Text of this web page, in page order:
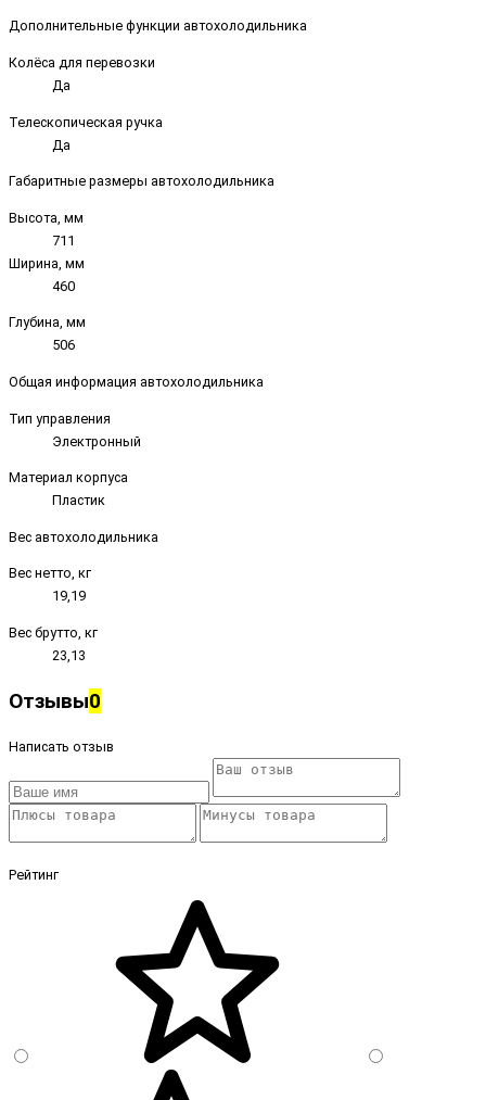
Дополнительные функции автохолодильника
Колёса для перевозки
Да
Телескопическая ручка
Да
Габаритные размеры автохолодильника
Высота, мм
711
Ширина, мм
460
Глубина, мм
506
Общая информация автохолодильника
Тип управления
Электронный
Материал корпуса
Пластик
Вес автохолодильника
Вес нетто, кг
19,19
Вес брутто, кг
23,13
Отзывы0
Написать отзыв
Рейтинг